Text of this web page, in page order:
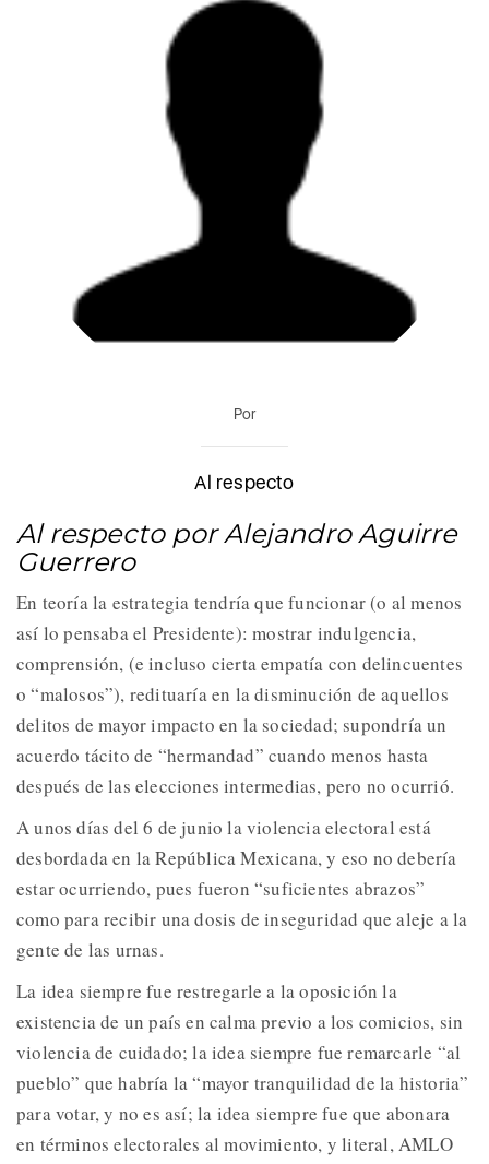
Por
Al respecto
Al respecto por Alejandro Aguirre
Guerrero
En teoría la estrategia tendría que funcionar (o al menos
así lo pensaba el Presidente): mostrar indulgencia,
comprensión, (e incluso cierta empatía con delincuentes
o “malosos”), redituaría en la disminución de aquellos
delitos de mayor impacto en la sociedad; supondría un
acuerdo tácito de “hermandad” cuando menos hasta
después de las elecciones intermedias, pero no ocurrió.
A unos días del 6 de junio la violencia electoral está
desbordada en la República Mexicana, y eso no debería
estar ocurriendo, pues fueron “suficientes abrazos”
como para recibir una dosis de inseguridad que aleje a la
gente de las urnas.
La idea siempre fue restregarle a la oposición la
existencia de un país en calma previo a los comicios, sin
violencia de cuidado; la idea siempre fue remarcarle “al
pueblo” que habría la “mayor tranquilidad de la historia”
para votar, y no es así; la idea siempre fue que abonara
en términos electorales al movimiento, y literal, AMLO